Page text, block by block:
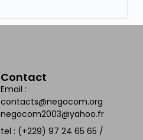
Contact
Email :
contacts@negocom.org
negocom2003@yahoo.fr
tel : (+229) 97 24 65 65 /